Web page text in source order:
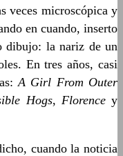
veces microscópica y
en cuando, inserto
dibujo: la nariz de un
En tres años, casi
A Girl From Outer
Hogs, Florencey
cuando la noticia